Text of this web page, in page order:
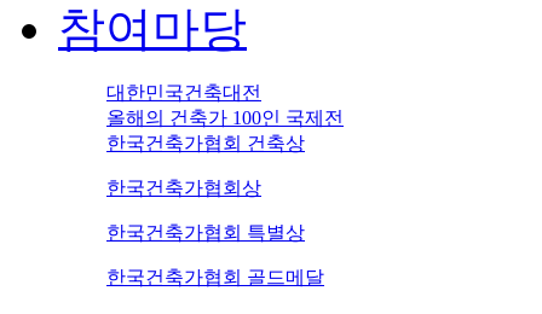
참여마당
대한민국건축대전
올해의 건축가 100인 국제전
한국건축가협회 건축상
한국건축가협회상
한국건축가협회 특별상
한국건축가협회 골드메달